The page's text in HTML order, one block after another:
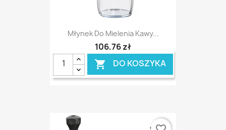
Młynek Do Mielenia Kawy...
106,76 zł
 DO KOSZYKA